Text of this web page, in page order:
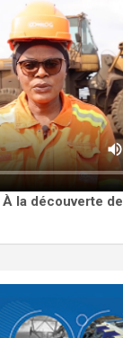
la découverte